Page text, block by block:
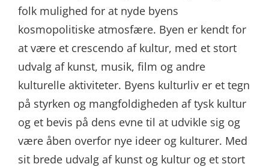
folk mulighed for at nyde byens
kosmopolitiske atmosfære. Byen er kendt for
at være et crescendo af kultur, med et stort
udvalg af kunst, musik, film og andre
kulturelle aktiviteter. Byens kulturliv er et tegn
på styrken og mangfoldigheden af tysk kultur
og et bevis på dens evne til at udvikle sig og
være åben overfor nye ideer og kulturer. Med
sit brede udvalg af kunst og kultur og et stort